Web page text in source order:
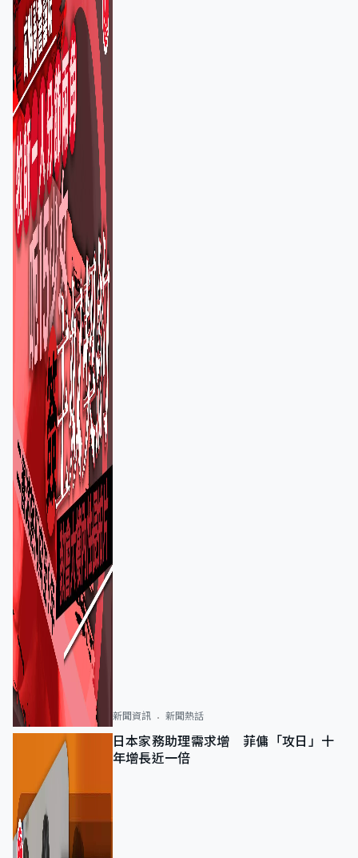
新聞資訊 新聞熱話
日本家務助理需求增 菲傭「攻日」十
年增長近一倍